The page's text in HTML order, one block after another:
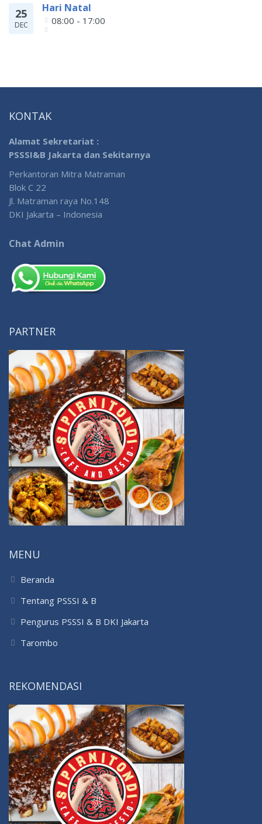
25
DEC
Hari Natal
08:00 - 17:00
KONTAK
Alamat Sekretariat :
PSSSI&B Jakarta dan Sekitarnya
Perkantoran Mitra Matraman
Blok C 22
Jl. Matraman raya No.148
DKI Jakarta – Indonesia
Chat Admin
PARTNER
MENU
Beranda
Tentang PSSSI & B
Pengurus PSSSI & B DKI Jakarta
Tarombo
REKOMENDASI